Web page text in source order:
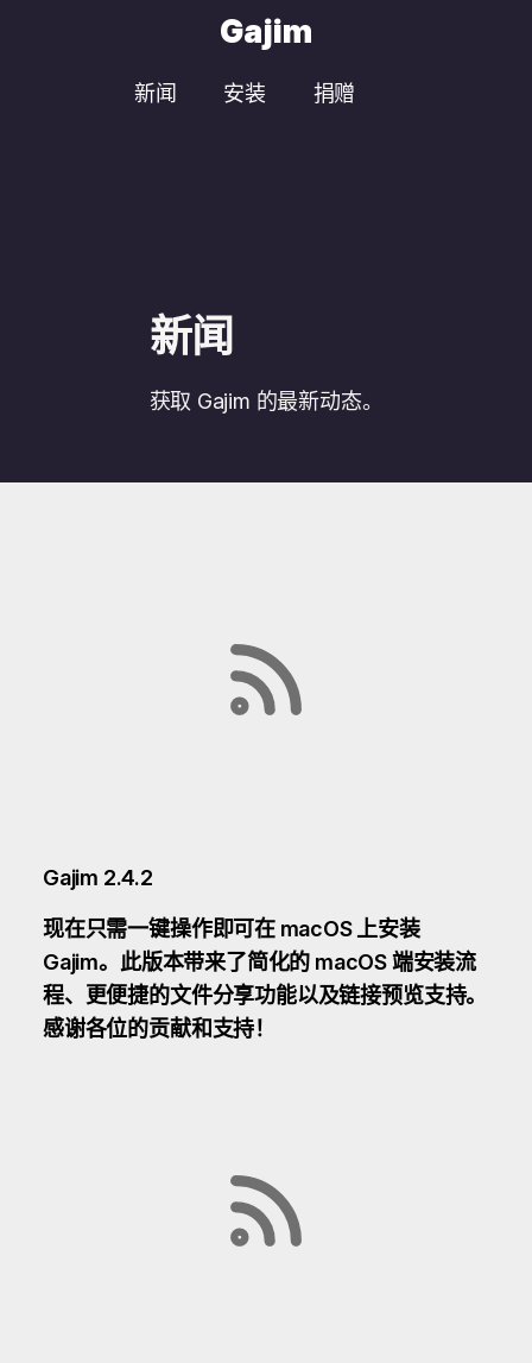
Gajim
新闻 安装 捐赠
新闻
获取 Gajim 的最新动态。
Gajim 2.4.2
现在只需一键操作即可在 macOS 上安装
Gajim。此版本带来了简化的 macOS 端安装流
程、更便捷的文件分享功能以及链接预览支持。
感谢各位的贡献和支持！